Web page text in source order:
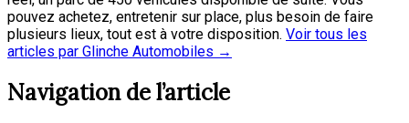
pouvez achetez, entretenir sur place, plus besoin de faire
plusieurs lieux, tout est à votre disposition. Voir tous les
articles par Glinche Automobiles →
Navigation de l’article